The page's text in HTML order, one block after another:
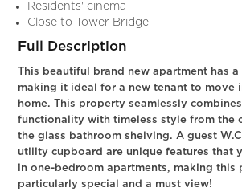
Residents' cinema
Close to Tower Bridge
Full Description
This beautiful brand new apartment has
making it ideal for a new tenant to move
home. This property seamlessly
functionality with timeless style from the
the glass bathroom shelving. A guest
utility cupboard are unique features that
in one-bedroom apartments, making this
particularly special and a must view!